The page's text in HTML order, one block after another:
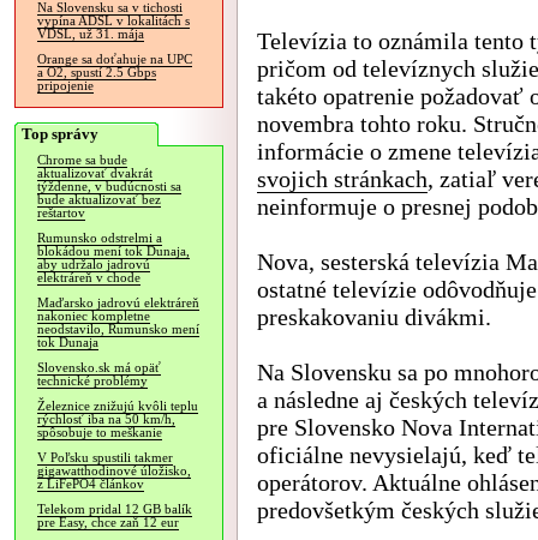
Na Slovensku sa v tichosti
vypína ADSL v lokalitách s
VDSL, už 31. mája
Orange sa doťahuje na UPC
a O2, spustí 2.5 Gbps
pripojenie
Top správy
Chrome sa bude
aktualizovať dvakrát
týždenne, v budúcnosti sa
bude aktualizovať bez
reštartov
Rumunsko odstrelmi a
blokádou mení tok Dunaja,
aby udržalo jadrovú
elektráreň v chode
Maďarsko jadrovú elektráreň
nakoniec kompletne
neodstavilo, Rumunsko mení
tok Dunaja
Slovensko.sk má opäť
technické problémy
Železnice znižujú kvôli teplu
rýchlosť iba na 50 km/h,
spôsobuje to meškanie
V Poľsku spustili takmer
gigawatthodinové úložisko,
z LiFePO4 článkov
Telekom pridal 12 GB balík
pre Easy, chce zaň 12 eur
Televízia to oznámila tento
pričom od televíznych
takéto opatrenie požadovať
novembra tohto roku.
informácie o zmene
svojich stránkach, zatiaľ
neinformuje o presnej
Nova, sesterská televízia
ostatné televízie
preskakovaniu divákmi.
Na Slovensku sa po
a následne aj českých
pre Slovensko Nova
oficiálne nevysielajú, keď
operátorov. Aktuálne
predovšetkým českých